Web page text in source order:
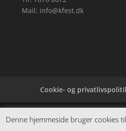
Mail: info@kfest.dk
Cookie- og
Denne hjemmeside samler
spændende varer. Siden er et
Denne hjemmeside bruger cookies